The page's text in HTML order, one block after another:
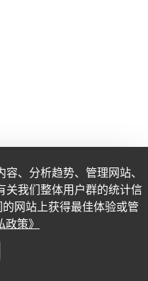
、分析趋势、管理网站、
关我们整体用户群的统计信
网站上获得最佳体验或管
策》